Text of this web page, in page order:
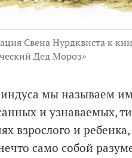
Свена Нурдквиста к
Дед Мороз»
мы называем
и узнаваемых,
взрослого и
само собой